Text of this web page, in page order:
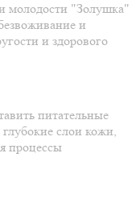
молодости "Золушка"
и
и здорового
питательные
слои кожи,
процессы